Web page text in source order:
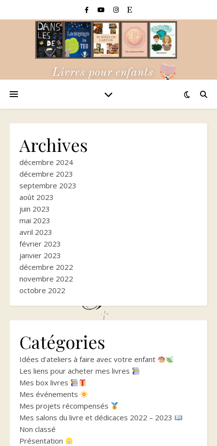
Archives
décembre 2024
décembre 2023
septembre 2023
août 2023
juin 2023
mai 2023
avril 2023
février 2023
janvier 2023
décembre 2022
novembre 2022
octobre 2022
Catégories
Idées d'ateliers à faire avec votre enfant
Les liens pour acheter mes livres
Mes box livres
Mes événements
Mes projets récompensés
Mes salons du livre et dédicaces 2022 – 2023
Non classé
Présentation